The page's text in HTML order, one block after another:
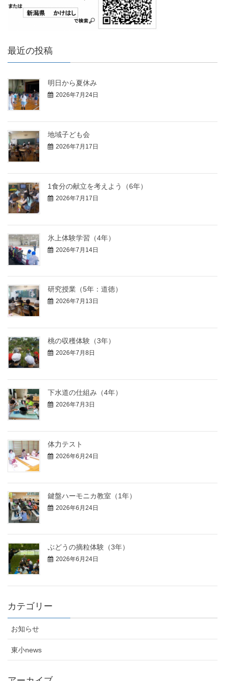
最近の投稿
明日から夏休み
2026年7月24日
地域子ども会
2026年7月17日
1食分の献立を考えよう（6年）
2026年7月17日
氷上体験学習（4年）
2026年7月14日
研究授業（5年：道徳）
2026年7月13日
桃の収穫体験（3年）
2026年7月8日
下水道の仕組み（4年）
2026年7月3日
体力テスト
2026年6月24日
鍵盤ハーモニカ教室（1年）
2026年6月24日
ぶどうの摘粒体験（3年）
2026年6月24日
カテゴリー
お知らせ
東小news